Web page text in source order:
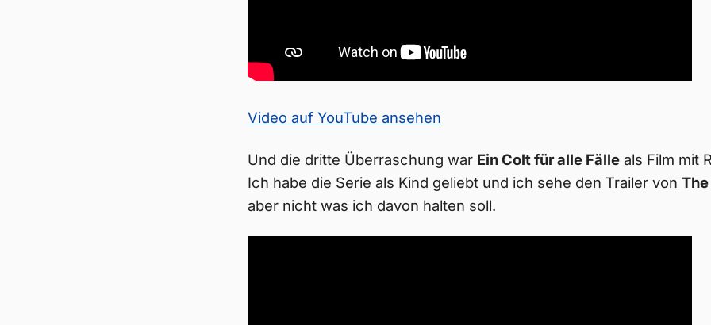
Video auf YouTube ansehen
Und die dritte Überraschung war Ein Colt für alle Fälle als Film mit
Ich habe die Serie als Kind geliebt und ich sehe den Trailer von
aber nicht was ich davon halten soll.